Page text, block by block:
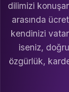
dilimizi
arasında
kendinizi
iseniz,
özgürlük,